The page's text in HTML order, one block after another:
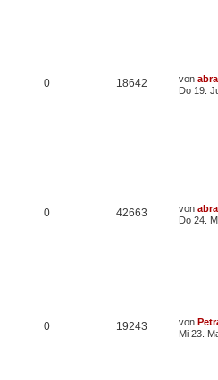
0 18642 von
Do 19.
0 42663 von
Do 24.
0 19243 von
Mi 23.